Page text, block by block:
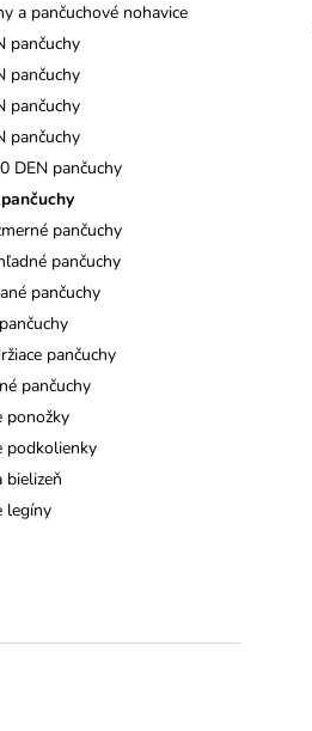
a pančuchové nohavice
pančuchy
pančuchy
pančuchy
pančuchy
DEN pančuchy
pančuchy
pančuchy
pančuchy
pančuchy
pančuchy
ponožky
podkolienky
bielizeň
legíny